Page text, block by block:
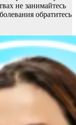
не занимайтесь
обратитесь